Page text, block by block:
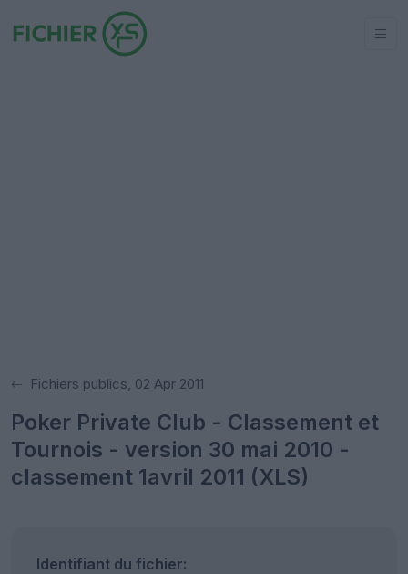
Fichiers publics, 02 Apr 2011
Poker Private Club - Classement et
Tournois - version 30 mai 2010 -
classement 1avril 2011 (XLS)
Identifiant du fichier: